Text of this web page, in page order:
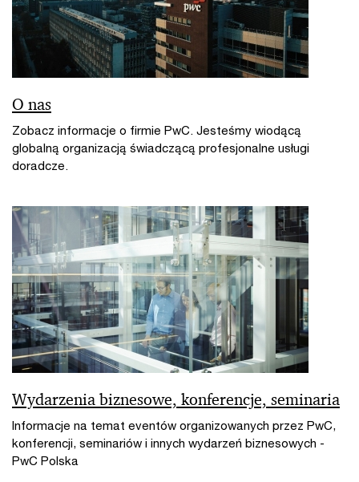
O nas
Zobacz informacje o firmie PwC. Jesteśmy wiodącą
globalną organizacją świadczącą profesjonalne usługi
doradcze.
Wydarzenia biznesowe, konferencje, seminaria
Informacje na temat eventów organizowanych przez PwC,
konferencji, seminariów i innych wydarzeń biznesowych -
PwC Polska